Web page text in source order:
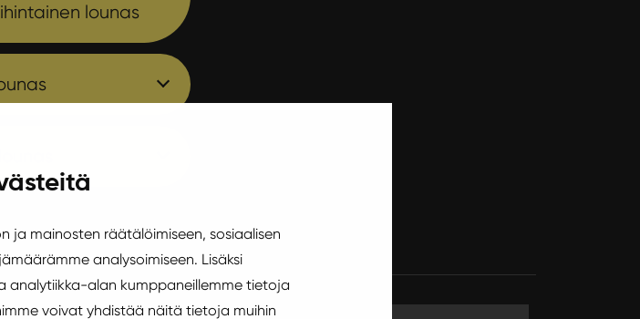
ja mainosten räätälöimiseen, sosiaalisen
analysoimiseen. Lisäksi
analytiikka-alan kumppaneillemme tietoja
voivat yhdistää näitä tietoja muihin
lounas